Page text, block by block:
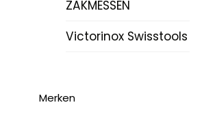
ZAKMESSEN
Victorinox Swisstools
Merken